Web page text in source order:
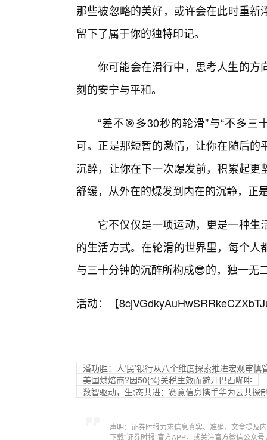
那些被忽略的美好，或许会在此时重
留下了属于你的独特印记。
你可能会在滑行中，思考人生的方
刻的安宁与平和。
“差不🎯多30秒的轮滑”与“不多
可。正是那短暂的激情，让你在随后
沉醉，让你在下一次爆发前，积累起
舒缓，从外在的爆发到内在的沉静，正
它不仅仅是一项运动，更是一种
的生活方式。在轮滑的世界里，每个
与三十分钟的沉醉所构成😎的，独一无
活动：【
潘功胜：人‘民’银行从八个维度探索推进宏观审慎
美国烘焙商?因50{%}关税生效而避开巴西咖啡
数智驱动，生;态共进：赛意信息携手华为云共探
声明：证券时报力求信息真实、准确，文章提及
下载“证券时报”官方APP，或关注官方微信公众